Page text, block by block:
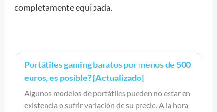
completamente equipada.
Portátiles gaming baratos por menos de 500
euros, es posible? [Actualizado]
Algunos modelos de portátiles pueden no estar en
existencia o sufrir variación de su precio. A la hora